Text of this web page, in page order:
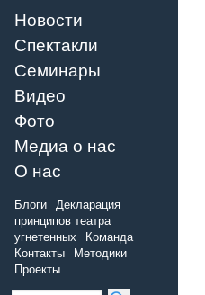
Новости
Спектакли
Семинары
Видео
Фото
Медиа о нас
О нас
Блоги
Декларация
принципов театра
угнетенных
Команда
Контакты
Методики
Проекты